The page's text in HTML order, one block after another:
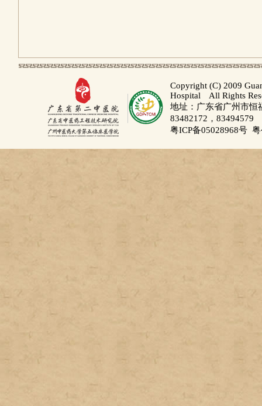
Copyright (C) 2009
Hospital All Rights
地址：广东省广州市
83482172，83494579
粤ICP备05028968号